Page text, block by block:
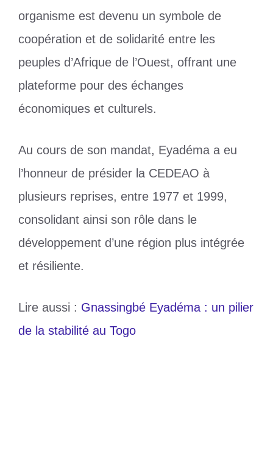
organisme est devenu un symbole de
coopération et de solidarité entre les
peuples d’Afrique de l’Ouest, offrant une
plateforme pour des échanges
économiques et culturels.
Au cours de son mandat, Eyadéma a eu
l’honneur de présider la CEDEAO à
plusieurs reprises, entre 1977 et 1999,
consolidant ainsi son rôle dans le
développement d’une région plus intégrée
et résiliente.
Lire aussi : Gnassingbé Eyadéma : un pilier
de la stabilité au Togo